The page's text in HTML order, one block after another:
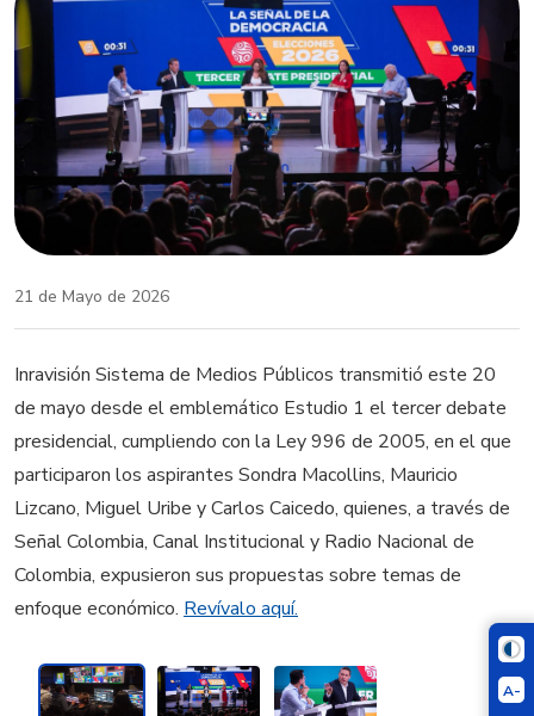
A-
21 de Mayo de 2026
Inravisión Sistema de Medios Públicos transmitió este 20
de mayo desde el emblemático Estudio 1 el tercer debate
presidencial, cumpliendo con la Ley 996 de 2005, en el que
participaron los aspirantes Sondra Macollins, Mauricio
Lizcano, Miguel Uribe y Carlos Caicedo, quienes, a través de
Señal Colombia, Canal Institucional y Radio Nacional de
Colombia, expusieron sus propuestas sobre temas de
enfoque económico. Revívalo aquí.